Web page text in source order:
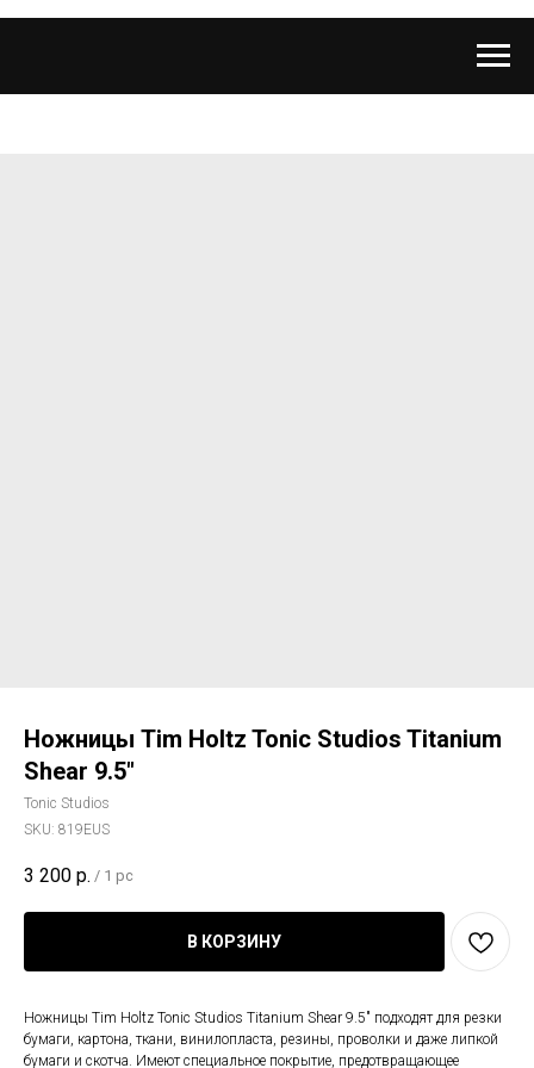
Ножницы Tim Holtz Tonic Studios Titanium
Shear 9.5"
Tonic Studios
SKU: 819EUS
3 200 р. / 1 pc
В КОРЗИНУ
Ножницы Tim Holtz Tonic Studios Titanium Shear 9.5" подходят для резки
бумаги, картона, ткани, винилопласта, резины, проволки и даже липкой
бумаги и скотча. Имеют специальное покрытие, предотвращающее